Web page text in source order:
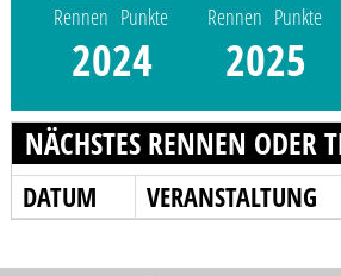
Rennen Punkte
2024
Rennen Punkte
2025
NÄCHSTES RENNEN ODER
DATUM VERANSTALTUNG